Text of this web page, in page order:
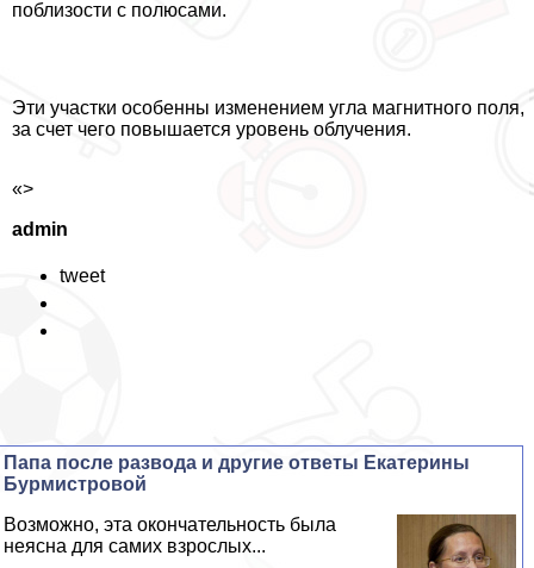
поблизости с полюсами.
Эти участки особенны изменением угла магнитного поля,
за счет чего повышается уровень облучения.
«>
admin
tweet
Папа после развода и другие ответы Екатерины
Бурмистровой
Возможно, эта окончательность была
неясна для самих взрослых...